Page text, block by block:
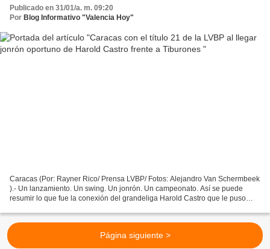
Publicado en 31/01/a. m. 09:20
Por Blog Informativo "Valencia Hoy"
Caracas (Por: Rayner Rico/ Prensa LVBP/ Fotos: Alejandro Van Schermbeek
).- Un lanzamiento. Un swing. Un jonrón. Un campeonato. Así se puede
resumir lo que fue la conexión del grandeliga Harold Castro que le puso
Página siguiente >